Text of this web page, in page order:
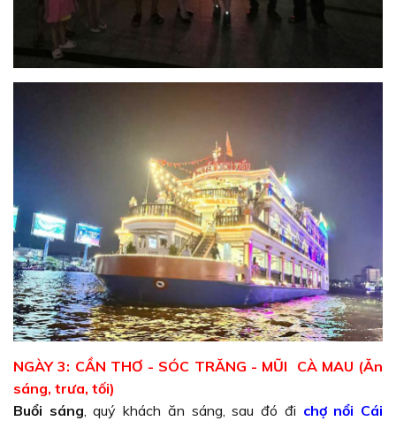
NGÀY 3: CẦN THƠ - SÓC TRĂNG - MŨI CÀ MAU (Ăn
sáng, trưa, tối)
Buổi sáng, quý khách ăn sáng, sau đó đi chợ nổi Cái